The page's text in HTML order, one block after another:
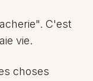
C'est
vie.
choses